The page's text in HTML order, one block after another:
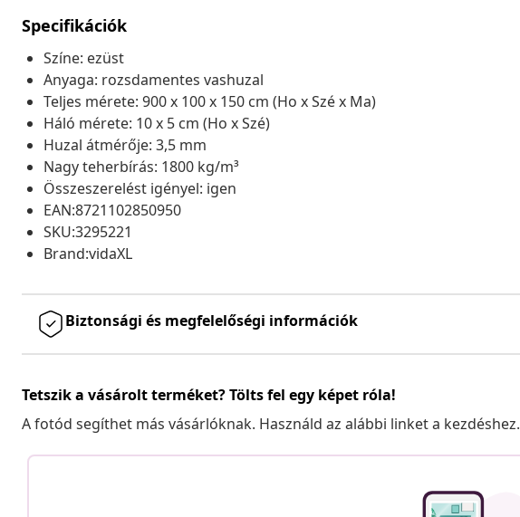
Specifikációk
Színe: ezüst
Anyaga: rozsdamentes vashuzal
Teljes mérete: 900 x 100 x 150 cm (Ho x Szé x Ma)
Háló mérete: 10 x 5 cm (Ho x Szé)
Huzal átmérője: 3,5 mm
Nagy teherbírás: 1800 kg/m³
Összeszerelést igényel: igen
EAN:8721102850950
SKU:3295221
Brand:vidaXL
Biztonsági és megfelelőségi információk
Tetszik a vásárolt terméket? Tölts fel egy képet róla!
A fotód segíthet más vásárlóknak. Használd az alábbi linket a kezdéshez.